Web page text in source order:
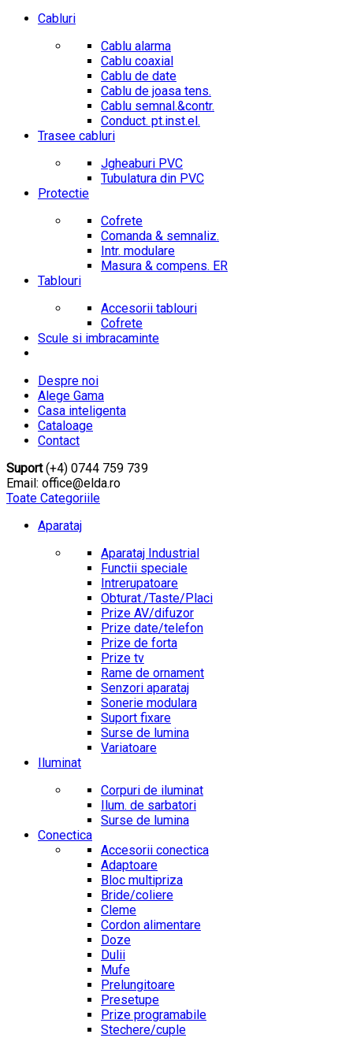
Cabluri
Cablu alarma
Cablu coaxial
Cablu de date
Cablu de joasa tens.
Cablu semnal.&contr.
Conduct. pt.inst.el.
Trasee cabluri
Jgheaburi PVC
Tubulatura din PVC
Protectie
Cofrete
Comanda & semnaliz.
Intr. modulare
Masura & compens. ER
Tablouri
Accesorii tablouri
Cofrete
Scule si imbracaminte
Despre noi
Alege Gama
Casa inteligenta
Cataloage
Contact
Suport(+4) 0744 759 739
Email: office@elda.ro
Toate Categoriile
Aparataj
Aparataj Industrial
Functii speciale
Intrerupatoare
Obturat./Taste/Placi
Prize AV/difuzor
Prize date/telefon
Prize de forta
Prize tv
Rame de ornament
Senzori aparataj
Sonerie modulara
Suport fixare
Surse de lumina
Variatoare
Iluminat
Corpuri de iluminat
Ilum. de sarbatori
Surse de lumina
Conectica
Accesorii conectica
Adaptoare
Bloc multipriza
Bride/coliere
Cleme
Cordon alimentare
Doze
Dulii
Mufe
Prelungitoare
Presetupe
Prize programabile
Stechere/cuple